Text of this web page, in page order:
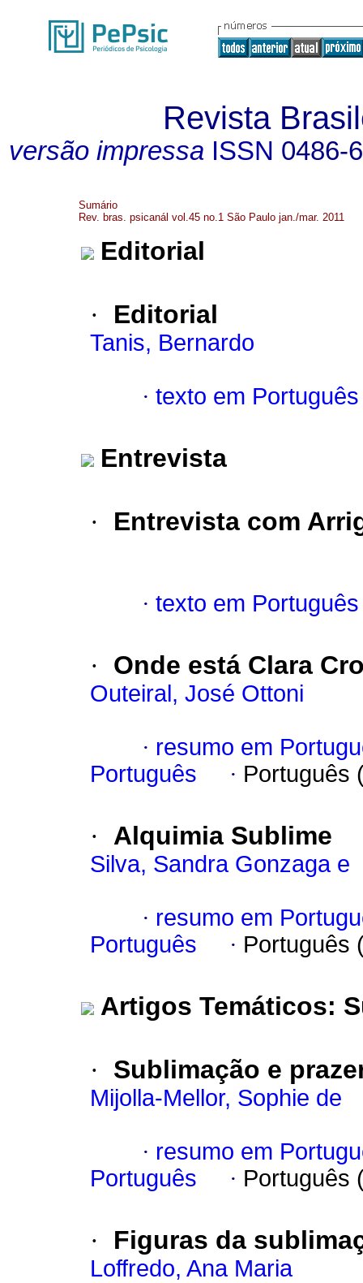
Revista
versão impressa ISSN 0486-
Sumário
Rev. bras. psicanál vol.45 no.1 São Paulo jan./mar. 2011
Editorial
· Editorial
Tanis, Bernardo
· texto em Português
Entrevista
· Entrevista com
· texto em Português
· Onde está Clara
Outeiral, José Ottoni
· resumo em
Português
· Português
· Alquimia Sublime
Silva, Sandra Gonzaga e
· resumo em
Português
· Português
Artigos Temáticos:
· Sublimação e
Mijolla-Mellor, Sophie de
· resumo em
Português
· Português
· Figuras da
Loffredo, Ana Maria